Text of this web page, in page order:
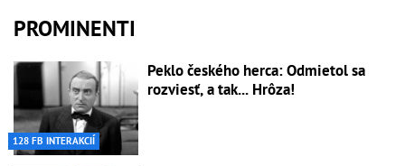
PROMINENTI
128 FB INTERAKCIÍ
Peklo českého herca: Odmietol sa
rozviesť, a tak... Hrôza!